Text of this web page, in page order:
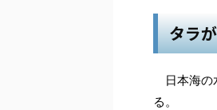
タラ
日本海の
る。